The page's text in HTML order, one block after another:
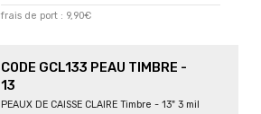
frais de port : 9,90€
CODE GCL133 PEAU TIMBRE -
13
PEAUX DE CAISSE CLAIRE Timbre - 13" 3 mil